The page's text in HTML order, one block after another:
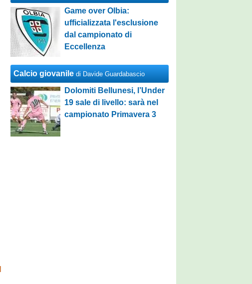
Game over Olbia:
ufficializzata l'esclusione
dal campionato di
Eccellenza
Calcio giovanile di Davide Guardabascio
Dolomiti Bellunesi, l’Under
19 sale di livello: sarà nel
campionato Primavera 3